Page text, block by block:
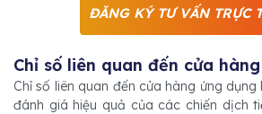
ĐĂNG KÝ TƯ VẤN TRỰC
Chỉ số liên quan đến cửa
Chỉ số liên quan đến cửa hàng ứng
đánh giá hiệu quả của các chiến dịch